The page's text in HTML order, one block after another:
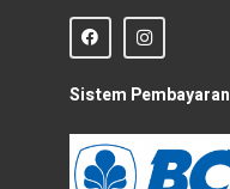
Sistem Pembayaran